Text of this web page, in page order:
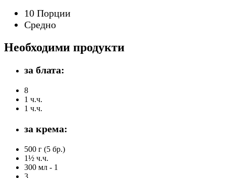
10 Порции
Средно
Необходими продукти
за блата:
8
1 ч.ч.
1 ч.ч.
за крема:
500 г (5 бр.)
1½ ч.ч.
300 мл - 1
3